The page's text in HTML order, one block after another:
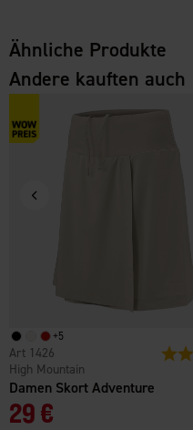
Ähnliche Produkte
Andere kauften auch
+5
Damen Skort Adventure
High Mountain
1426
29 €